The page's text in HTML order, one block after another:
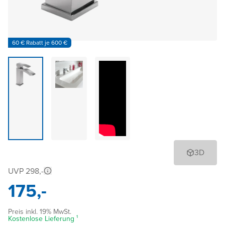
60 € Rabatt je 600 €
3D
UVP 298,-
175,-
Preis inkl. 19% MwSt.
Kostenlose Lieferung ¹